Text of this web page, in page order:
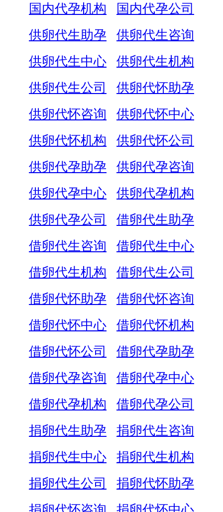
国内代孕机构
国内代孕公司
供卵代生助孕
供卵代生咨询
供卵代生中心
供卵代生机构
供卵代生公司
供卵代怀助孕
供卵代怀咨询
供卵代怀中心
供卵代怀机构
供卵代怀公司
供卵代孕助孕
供卵代孕咨询
供卵代孕中心
供卵代孕机构
供卵代孕公司
借卵代生助孕
借卵代生咨询
借卵代生中心
借卵代生机构
借卵代生公司
借卵代怀助孕
借卵代怀咨询
借卵代怀中心
借卵代怀机构
借卵代怀公司
借卵代孕助孕
借卵代孕咨询
借卵代孕中心
借卵代孕机构
借卵代孕公司
捐卵代生助孕
捐卵代生咨询
捐卵代生中心
捐卵代生机构
捐卵代生公司
捐卵代怀助孕